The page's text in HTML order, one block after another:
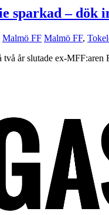
sparkad – dök
Malmö FF Malmö FF,
två år slutade ex-MFF:aren